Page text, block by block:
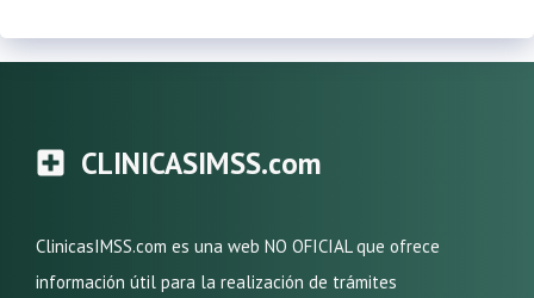
CLINICASIMSS.com
ClinicasIMSS.com es una web NO OFICIAL que ofrece
información útil para la realización de trámites